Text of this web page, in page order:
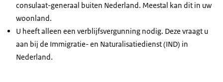
consulaat-generaal buiten Nederland. Meestal kan dit in uw
woonland.
U heeft alleen een verblijfsvergunning nodig. Deze vraagt u
aan bij de Immigratie- en Naturalisatiedienst (IND) in
Nederland.